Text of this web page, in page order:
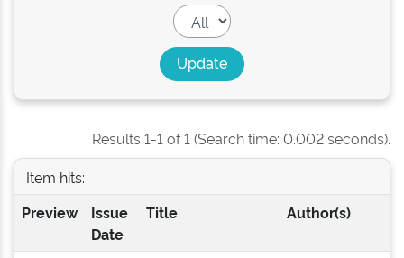
Results 1-1 of 1 (Search time: 0.002 seconds).
Item hits:
Preview
Issue
Date
Title Author(s)